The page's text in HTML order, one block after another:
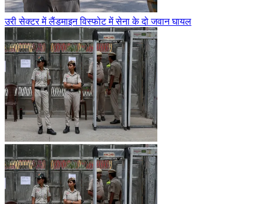
उरी सेक्टर में लैंडमाइन विस्फोट में सेना के दो जवान घायल